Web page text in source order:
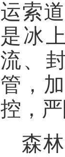
运索
是冰
流、
管，
控，
森